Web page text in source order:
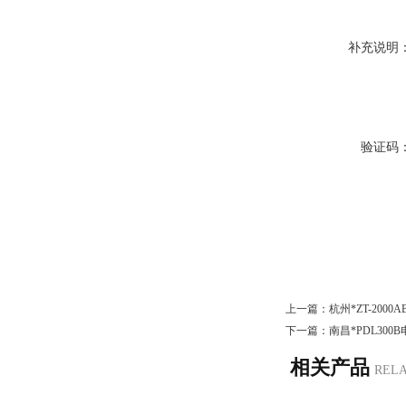
补充说明
验证码
上一篇： 杭州*ZT-
下一篇： 南昌*PDL300B
相关产品